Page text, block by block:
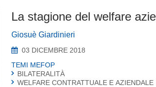
La stagione del welfare
Giosuè Giardinieri
03 DICEMBRE 2018
TEMI MEFOP
BILATERALITÀ
WELFARE CONTRATTUALE E AZIENDALE